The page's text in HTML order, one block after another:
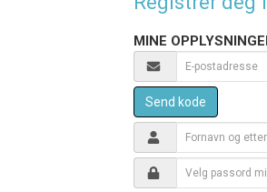
MINE
Send kode